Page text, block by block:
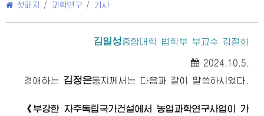
첫페지 / 과학연구 / 기사
김일성종합대학 법학부 부교수 김철희
2024.10.5.
경애하는 김정은동지께서 는 다음과 같이 말씀하시였다.
《부강한 자주독립국가건설에서 농업과학연구사업이 가